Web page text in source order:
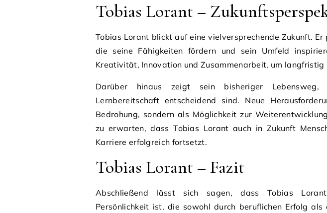
Tobias Lorant –
Tobias Lorant blickt auf eine vielversprechende Zukunft.
die seine Fähigkeiten fördern und sein Umfeld
Kreativität, Innovation und Zusammenarbeit, um langfristig
Darüber hinaus zeigt sein bisheriger
Lernbereitschaft entscheidend sind. Neue
Bedrohung, sondern als Möglichkeit zur
zu erwarten, dass Tobias Lorant auch in Zukunft
Karriere erfolgreich fortsetzt.
Tobias Lorant – Fazit
Abschließend lässt sich sagen, dass Tobias
Persönlichkeit ist, die sowohl durch beruflichen Erfolg als